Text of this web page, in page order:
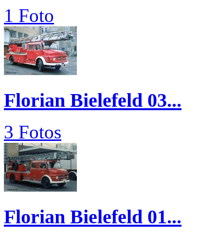
1 Foto
Florian Bielefeld 03...
3 Fotos
Florian Bielefeld 01...